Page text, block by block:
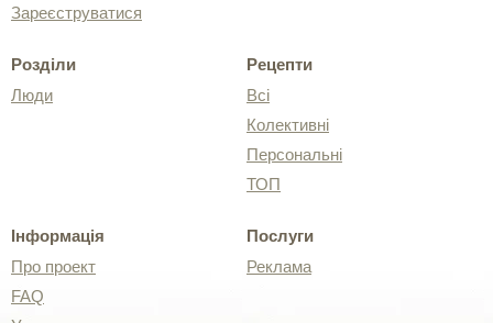
Зареєструватися
Розділи
Люди
Рецепти
Всі
Колективні
Персональні
ТОП
Інформація
Про проект
FAQ
Послуги
Реклама